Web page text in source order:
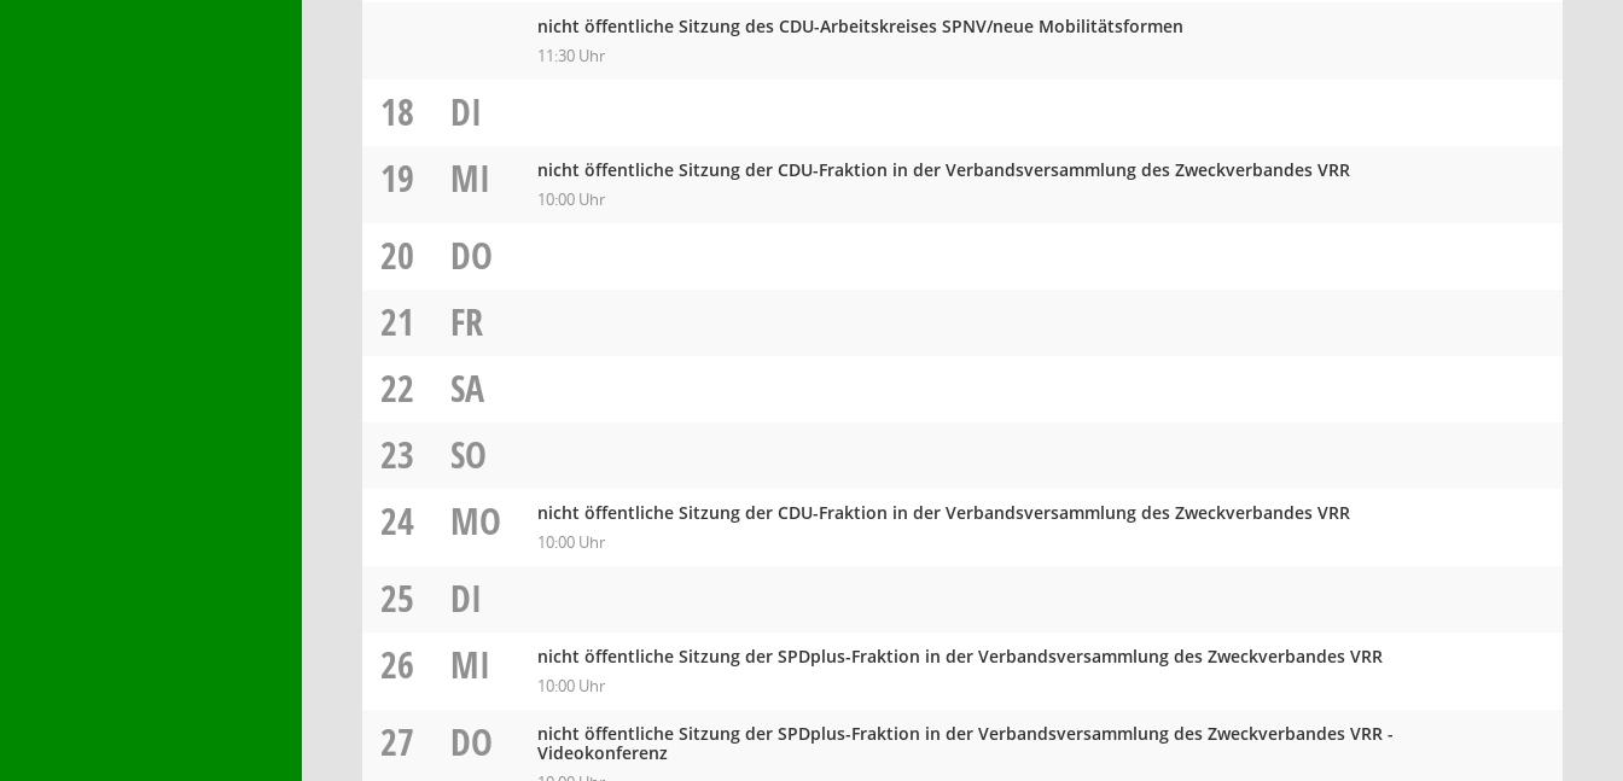
nicht öffentliche Sitzung des CDU-Arbeitskreises SPNV/neue Mobilitätsformen
11:30 Uhr
18
DI
19
MI nicht öffentliche Sitzung der CDU-Fraktion in der Verbandsversammlung des Zweckverbandes VRR
10:00 Uhr
20
DO
21
FR
22
SA
23
SO
24
MO nicht öffentliche Sitzung der CDU-Fraktion in der Verbandsversammlung des Zweckverbandes VRR
10:00 Uhr
25
DI
26
MI nicht öffentliche Sitzung der SPDplus-Fraktion in der Verbandsversammlung des Zweckverbandes VRR
10:00 Uhr
27 DO
nicht öffentliche Sitzung der SPDplus-Fraktion in der Verbandsversammlung des Zweckverbandes VRR -
Videokonferenz